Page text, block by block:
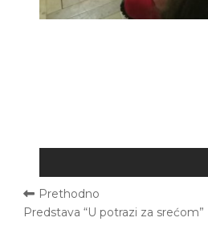
Prethodno
Predstava “U potrazi za srećom”